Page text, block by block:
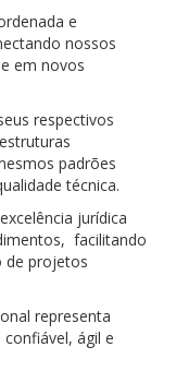
e
nossos
em novos
respectivos
padrões
técnica.
jurídica
facilitando
de projetos
representa
ágil e